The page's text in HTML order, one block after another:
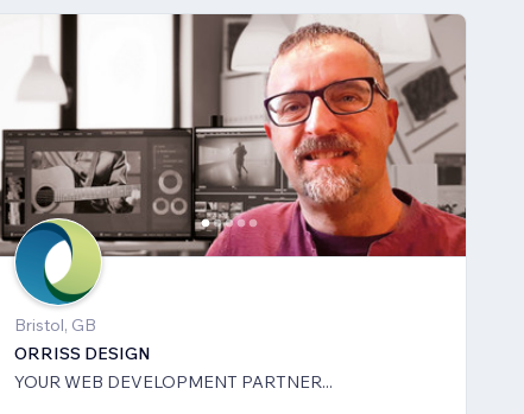
Bristol, GB
ORRISS DESIGN
YOUR WEB DEVELOPMENT PARTNER...